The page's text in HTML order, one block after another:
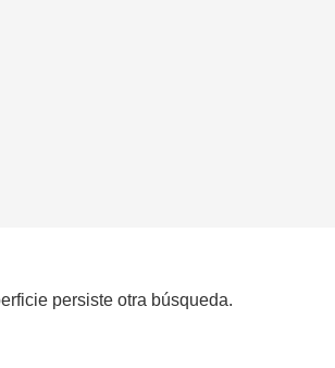
persiste otra búsqueda.